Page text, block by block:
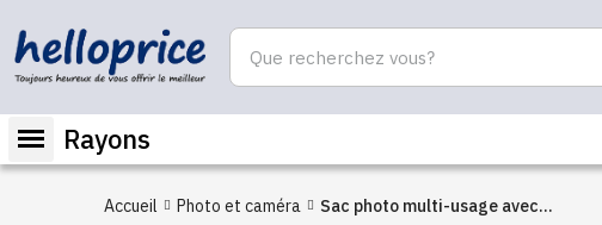
Rayons
Accueil Photo et caméra
Sac photo multi-usage avec